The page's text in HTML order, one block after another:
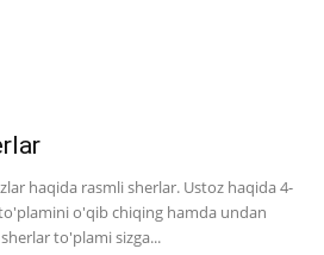
haqida rasmli sherlar. Ustoz haqida 4-
o'qib chiqing hamda undan
to'plami sizga...